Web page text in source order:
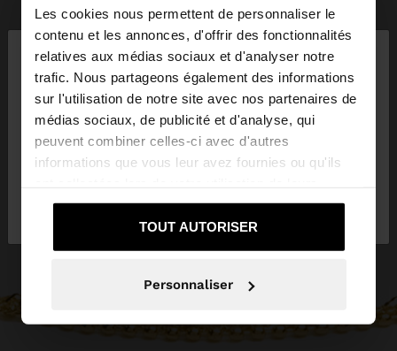
Les cookies nous permettent de personnaliser le
contenu et les annonces, d'offrir des fonctionnalités
relatives aux médias sociaux et d'analyser notre
trafic. Nous partageons également des informations
sur l'utilisation de notre site avec nos partenaires de
médias sociaux, de publicité et d'analyse, qui
peuvent combiner celles-ci avec d'autres
informations que vous leur avez fournies ou qu'ils
services.
TOUT AUTORISER
Personnaliser
bonjour ×
Vous accédez au site depuis Luxembourg. Voulez-
vous parcourir notre site au United States?